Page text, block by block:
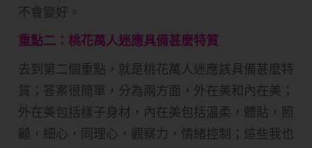
不會變好。
重點二：桃花萬人迷應具備甚麼特質
去到第二個重點，就是桃花萬人迷應該具備甚麼特
質；答案很簡單，分為兩方面，外在美和內在美；
外在美包括樣子身材，內在美包括溫柔，體貼，照
顧，細心，同理心，觀察力，情緒控制；這些我也